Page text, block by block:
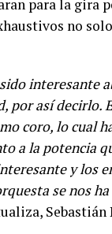
para la gira
no
interesante
por así decirlo.
coro, lo cual
a la potencia
y los
se nos
Sebastián